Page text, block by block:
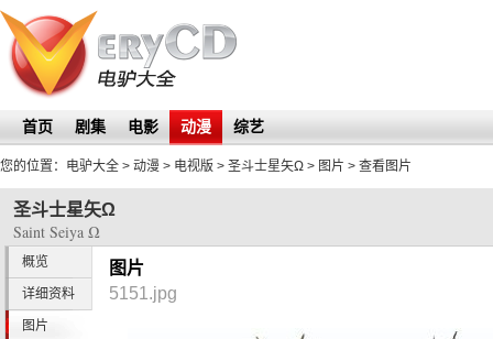
首页 剧集 电影 动漫 综艺
您的位置： 电驴大全 > 动漫 > 电视版 > 圣斗士星矢Ω > 图片 > 查看图片
圣斗士星矢Ω
Saint Seiya Ω
概览
详细资料
图片
图片
5151.jpg